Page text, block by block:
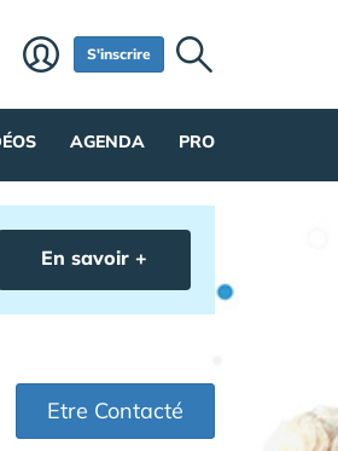
S'inscrire
AGENDA PRO
En savoir +
Etre Contacté